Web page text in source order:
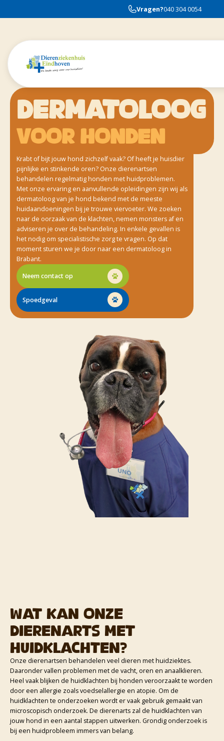
Vragen?040 304 0054
DERMATOLOOG
voor honden
Krabt of bijt jouw hond zichzelf vaak? Of heeft je huisdier
pijnlijke en stinkende oren? Onze dierenartsen
behandelen regelmatig honden met huidproblemen.
Met onze ervaring en aanvullende opleidingen zijn wij als
dermatoloog van je hond bekend met de meeste
huidaandoeningen bij je trouwe viervoeter. We zoeken
naar de oorzaak van de klachten, nemen monsters af en
adviseren je over de behandeling. In enkele gevallen is
het nodig om specialistische zorg te vragen. Op dat
moment sturen we je door naar een dermatoloog in
Brabant.
Neem contact op
Spoedgeval
Wat kan onze
dierenarts met
huidklachten?
Onze dierenartsen behandelen veel dieren met huidziektes.
Daaronder vallen problemen met de vacht, oren en anaalklieren.
Heel vaak blijken de huidklachten bij honden veroorzaakt te worden
door een allergie zoals voedselallergie en atopie. Om de
huidklachten te onderzoeken wordt er vaak gebruik gemaakt van
microscopisch onderzoek. De dierenarts zal de huidklachten van
jouw hond in een aantal stappen uitwerken. Grondig onderzoek is
bij een huidprobleem immers van belang.